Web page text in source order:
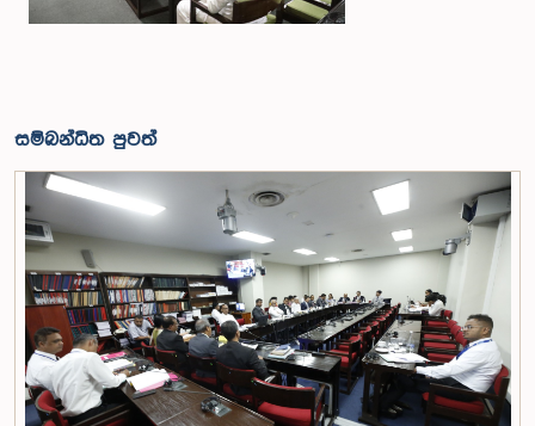
සම්බන්ධිත පුවත්